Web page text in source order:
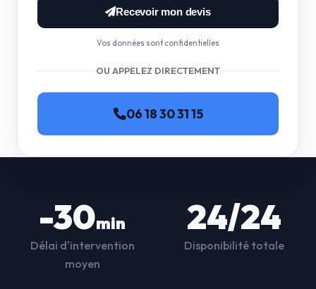
Recevoir mon devis
Vos données sont confidentielles
OU APPELEZ DIRECTEMENT
06 18 30 31 15
-30min
Délai d'intervention
moyen
24/24
Disponibilité totale